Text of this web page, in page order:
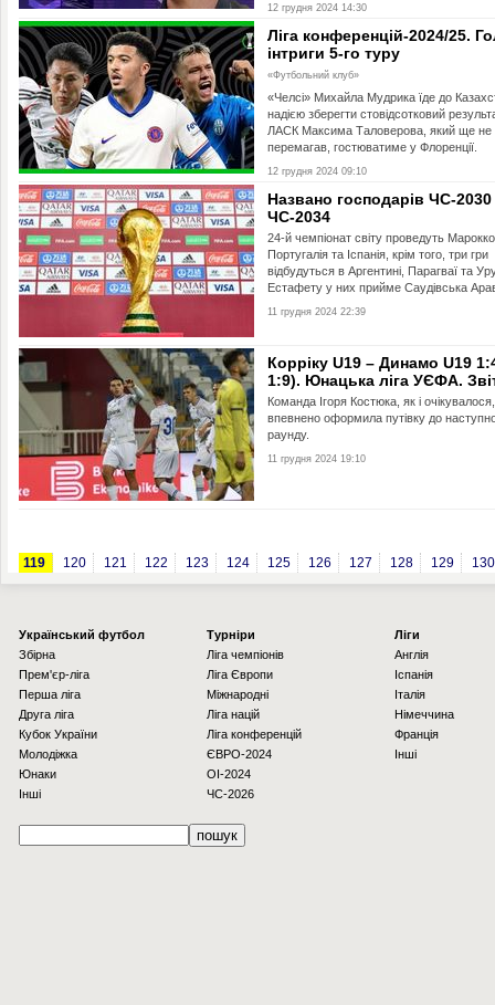
12 грудня 2024 14:30
Ліга конференцій-2024/25.
інтриги 5-го туру
«Футбольний клуб»
«Челсі» Михайла Мудрика їде до
надією зберегти стовідсотковий
ЛАСК Максима Таловерова, який ще не
перемагав, гостюватиме у Флоренції.
12 грудня 2024 09:10
Названо господарів ЧС-2030
ЧС-2034
24-й чемпіонат світу проведуть
Португалія та Іспанія, крім того, три гри
відбудуться в Аргентині, Парагваї та
Естафету у них прийме Саудівська
11 грудня 2024 22:39
Корріку U19 – Динамо U19
1:9). Юнацька ліга УЄФА.
Команда Ігоря Костюка, як і очікувалося,
впевнено оформила путівку до
раунду.
11 грудня 2024 19:10
119 120 121 122 123 124 125 126 127 128 129 130
Українcький футбол
Збірна
Прем'єр-ліга
Перша ліга
Друга ліга
Кубок України
Молодіжка
Юнаки
Інші
Турніри
Ліга чемпіонів
Ліга Європи
Міжнародні
Ліга націй
Ліга конференцій
ЄВРО-2024
OI-2024
ЧС-2026
Ліги
Англія
Іспанія
Італія
Німеччина
Франція
Інші